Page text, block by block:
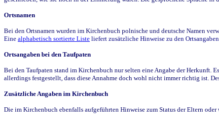
Ortsnamen
Bei den Ortsnamen wurden im Kirchenbuch polnische und deutsche Namen
Eine alphabetisch sortierte Liste liefert zusätzliche Hinweise zu den
Ortsangaben bei den Taufpaten
Bei den Taufpaten stand im Kirchenbuch nur selten eine Angabe der Herkunft.
allerdings festgestellt, dass diese Annahme doch wohl nicht immer richtig ist.
Zusätzliche Angaben im Kirchenbuch
Die im Kirchenbuch ebenfalls aufgeführten Hinweise zum Status der Eltern